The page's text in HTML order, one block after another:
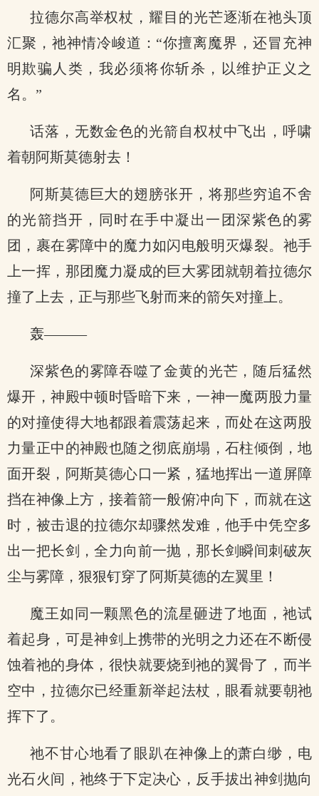
拉德尔高举权杖，耀目的光芒逐渐在祂头顶
汇聚，祂神情冷峻道：“你擅离魔界，还冒充神
明欺骗人类，我必须将你斩杀，以维护正义之
名。”
话落，无数金色的光箭自权杖中飞出，呼啸
着朝阿斯莫德射去！
阿斯莫德巨大的翅膀张开，将那些穷追不舍
的光箭挡开，同时在手中凝出一团深紫色的雾
团，裹在雾障中的魔力如闪电般明灭爆裂。祂手
上一挥，那团魔力凝成的巨大雾团就朝着拉德尔
撞了上去，正与那些飞射而来的箭矢对撞上。
轰———
深紫色的雾障吞噬了金黄的光芒，随后猛然
爆开，神殿中顿时昏暗下来，一神一魔两股力量
的对撞使得大地都跟着震荡起来，而处在这两股
力量正中的神殿也随之彻底崩塌，石柱倾倒，地
面开裂，阿斯莫德心口一紧，猛地挥出一道屏障
挡在神像上方，接着箭一般俯冲向下，而就在这
时，被击退的拉德尔却骤然发难，他手中凭空多
出一把长剑，全力向前一抛，那长剑瞬间刺破灰
尘与雾障，狠狠钉穿了阿斯莫德的左翼里！
魔王如同一颗黑色的流星砸进了地面，祂试
着起身，可是神剑上携带的光明之力还在不断侵
蚀着祂的身体，很快就要烧到祂的翼骨了，而半
空中，拉德尔已经重新举起法杖，眼看就要朝祂
挥下了。
祂不甘心地看了眼趴在神像上的萧白缈，电
光石火间，祂终于下定决心，反手拔出神剑抛向